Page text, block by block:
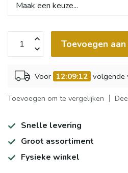
Toevoegen
Voor 12:09:12 volgende
Toevoegen om te vergelijken
Snelle levering
Groot assortiment
Fysieke winkel